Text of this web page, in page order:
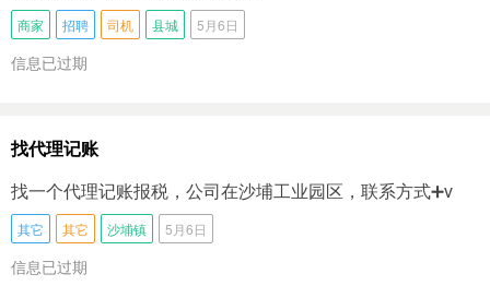
商家 招聘 司机 县城 5月6日
信息已过期
找代理记账
找一个代理记账报税，公司在沙埔工业园区，联系方式➕v
其它 其它 沙埔镇 5月6日
信息已过期